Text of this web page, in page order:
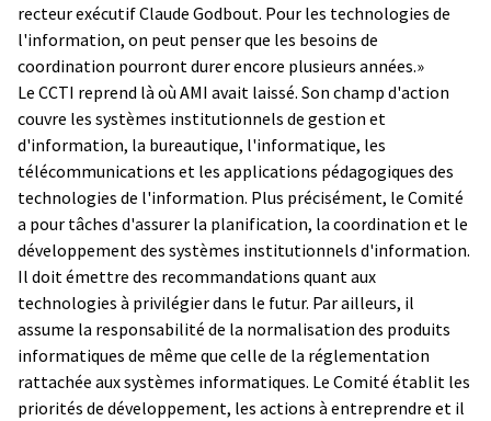
recteur exécutif Claude Godbout. Pour les technologies de
l'information, on peut penser que les besoins de
coordination pourront durer encore plusieurs années.»
Le CCTI reprend là où AMI avait laissé. Son champ d'action
couvre les systèmes institutionnels de gestion et
d'information, la bureautique, l'informatique, les
télécommunications et les applications pédagogiques des
technologies de l'information. Plus précisément, le Comité
a pour tâches d'assurer la planification, la coordination et le
développement des systèmes institutionnels d'information.
Il doit émettre des recommandations quant aux
technologies à privilégier dans le futur. Par ailleurs, il
assume la responsabilité de la normalisation des produits
informatiques de même que celle de la réglementation
rattachée aux systèmes informatiques. Le Comité établit les
priorités de développement, les actions à entreprendre et il